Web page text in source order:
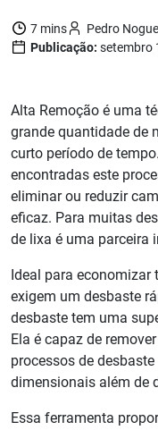
7 mins
Pedro
Publicação: setembro
Alta Remoção é uma
grande quantidade de
curto período de
encontradas este
eliminar ou reduzir
eficaz. Para muitas
de lixa é uma parceira
Ideal para
exigem um desbaste
desbaste tem uma
Ela é capaz de
processos de
dimensionais além de
Essa ferramenta